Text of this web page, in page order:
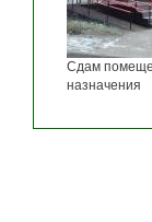
Сдам
назначения